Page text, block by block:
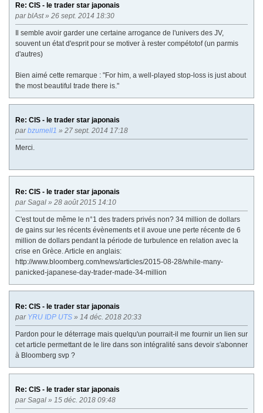
Re: CIS - le trader star japonais
parblAst» 26 sept. 2014 18:30
Il semble avoir garder une certaine arrogance de l'univers des JV,
souvent un état d'esprit pour se motiver à rester compétotof (un parmis
d'autres)
Bien aimé cette remarque : "For him, a well-played stop-loss is just about
the most beautiful trade there is."
Re: CIS - le trader star japonais
parbzumell1 » 27 sept. 2014 17:18
Merci.
Re: CIS - le trader star japonais
parSagal » 28 août 2015 14:10
C'est tout de même le n°1 des traders privés non? 34 million de dollars
de gains sur les récents évènements et il avoue une perte récente de 6
million de dollars pendant la période de turbulence en relation avec la
crise en Grèce. Article en anglais:
http://www.bloomberg.com/news/articles/2015-08-28/while-many-
panicked-japanese-day-trader-made-34-million
Re: CIS - le trader star japonais
par YRU IDP UTS » 14 déc. 2018 20:33
Pardon pour le déterrage mais quelqu'un pourrait-il me fournir un lien sur
cet article permettant de le lire dans son intégralité sans devoir s'abonner
à Bloomberg svp ?
Re: CIS - le trader star japonais
parSagal » 15 déc. 2018 09:48